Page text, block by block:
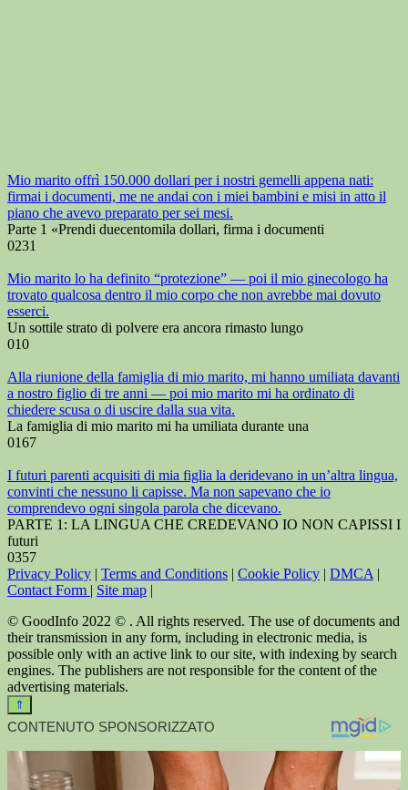
Mio marito offrì 150.000 dollari per i nostri gemelli appena nati:
firmai i documenti, me ne andai con i miei bambini e misi in atto il
piano che avevo preparato per sei mesi.
Parte 1 «Prendi duecentomila dollari, firma i documenti
0231
Mio marito lo ha definito “protezione” — poi il mio ginecologo ha
trovato qualcosa dentro il mio corpo che non avrebbe mai dovuto
esserci.
Un sottile strato di polvere era ancora rimasto lungo
010
Alla riunione della famiglia di mio marito, mi hanno umiliata davanti
a nostro figlio di tre anni — poi mio marito mi ha ordinato di
chiedere scusa o di uscire dalla sua vita.
La famiglia di mio marito mi ha umiliata durante una
0167
I futuri parenti acquisiti di mia figlia la deridevano in un’altra lingua,
convinti che nessuno li capisse. Ma non sapevano che io
comprendevo ogni singola parola che dicevano.
PARTE 1: LA LINGUA CHE CREDEVANO IO NON CAPISSI I
futuri
0357
Privacy Policy | Terms and Conditions | Cookie Policy | DMCA |
Contact Form | Site map |
© GoodInfo 2022 © . All rights reserved. The use of documents and
their transmission in any form, including in electronic media, is
possible only with an active link to our site, with indexing by search
engines. The publishers are not responsible for the content of the
advertising materials.